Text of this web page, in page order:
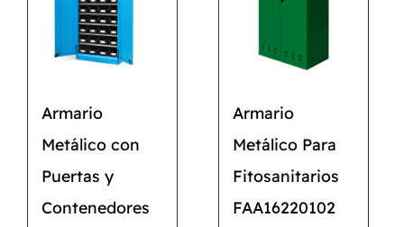
Armario
Metálico con
Puertas y
Contenedores
Armario
Metálico Para
Fitosanitarios
FAA16220102